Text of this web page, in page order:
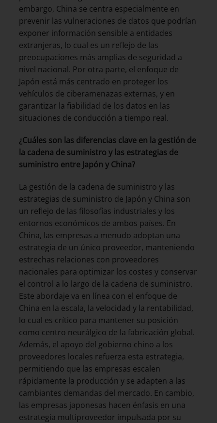
embargo, China se centra especialmente en
prevenir las vulneraciones de datos que podrían
exponer información sensible a entidades
extranjeras, lo cual es un reflejo de las
preocupaciones más amplias de seguridad a
nivel nacional. Por otra parte, el enfoque de
Japón está más centrado en proteger los
vehículos de ciberamenazas externas, y en
garantizar la fiabilidad de los datos en las
situaciones de conducción a tiempo real.
¿Cuáles son las diferencias clave en la gestión de
la cadena de suministro y las estrategias de
suministro entre Japón y China?
La gestión de la cadena de suministro y las
estrategias de suministro de Japón y China son
un reflejo de las filosofías industriales y los
entornos económicos de ambos países. En
China, las empresas a menudo adoptan una
estrategia de un único proveedor, manteniendo
estrechas relaciones con proveedores
nacionales para optimizar los costes y conservar
el control a lo largo de la cadena de suministro.
Este abordaje va en línea con el enfoque de
China en la escala, la velocidad y la rentabilidad,
lo cual es crítico para mantener su posición
como centro neurálgico de la fabricación global.
Además, el apoyo del gobierno chino a los
proveedores locales refuerza esta estrategia,
permitiendo que las empresas escalen
rápidamente la producción y se adapten a las
cambiantes demandas del mercado. En cambio,
las empresas japonesas hacen énfasis en una
estrategia multiproveedor impulsada por su